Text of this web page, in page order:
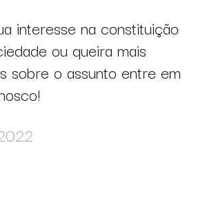
interesse na constituição
ou queira mais
sobre o assunto entre em